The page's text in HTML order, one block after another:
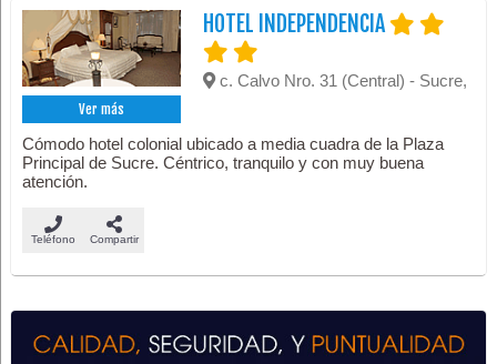
Ver más
HOTEL INDEPENDENCIA
c. Calvo Nro. 31 (Central) - Sucre,
Cómodo hotel colonial ubicado a media cuadra de la Plaza
Principal de Sucre. Céntrico, tranquilo y con muy buena
atención.
Teléfono Compartir